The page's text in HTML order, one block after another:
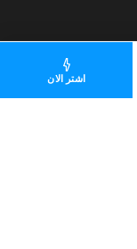
اشتر الان